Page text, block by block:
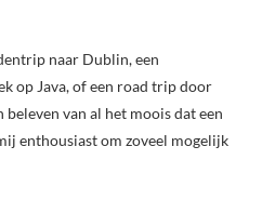
naar Dublin, een
op Java, of een road trip door
van al het moois dat een
enthousiast om zoveel mogelijk